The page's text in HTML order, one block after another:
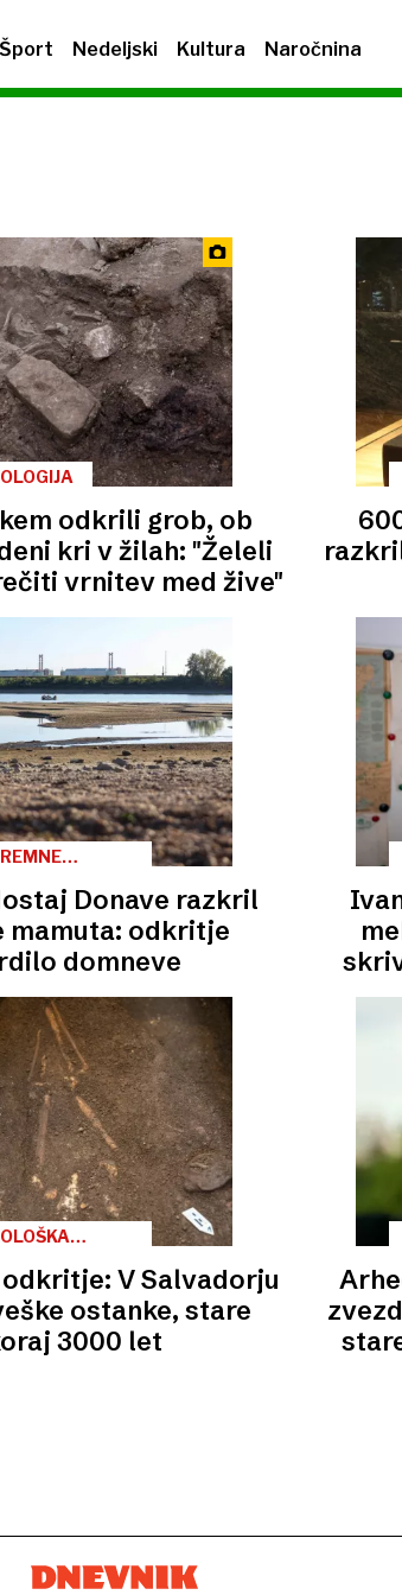
Šport Nedeljski Kultura Naročnina
odkrili grob, ob
kri v žilah: "Želeli
vrnitev med žive"
Donave razkril
mamuta: odkritje
domneve
V Salvadorju
ostanke, stare
3000 let